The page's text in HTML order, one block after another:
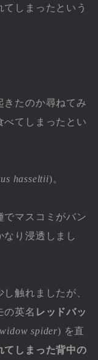
しまったという
きたのか尋ねてみ
べてしまったとい
hasseltii)。
でマスコミがバン
なり浸透しまし
し触れましたが、
の英名 レッドバッ
spider) を直
てしまった背中の